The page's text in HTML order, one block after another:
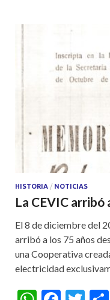
HISTORIA / NOTICIAS
La CEVIC arribó
El 8 de diciembre del
arribó a los 75 años
una Cooperativa
electricidad